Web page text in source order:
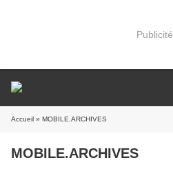
Publicité
Accueil » MOBILE.ARCHIVES
MOBILE.ARCHIVES